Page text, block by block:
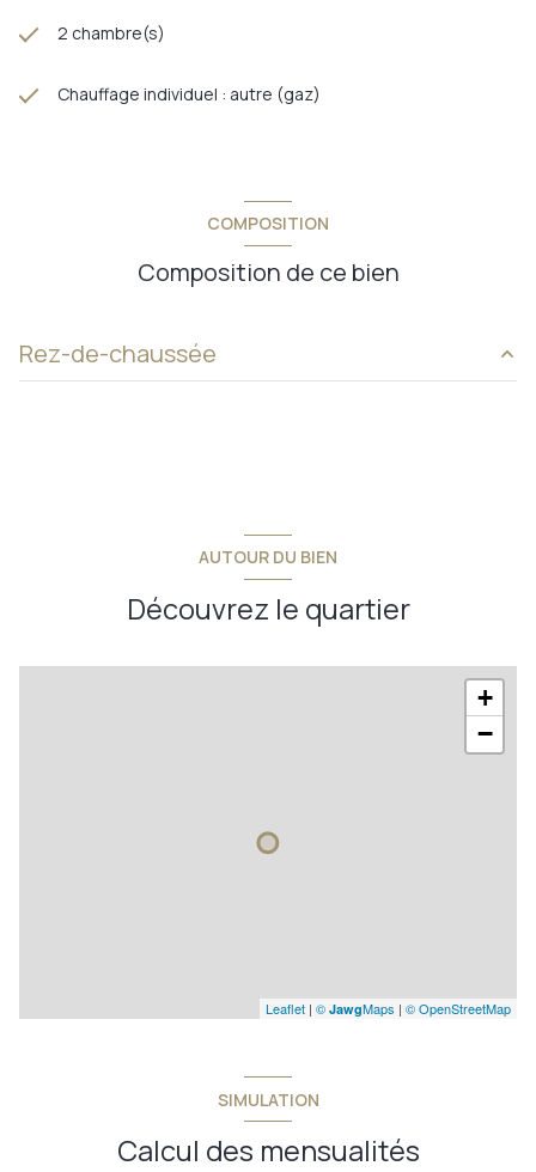
2 chambre(s)
Chauffage individuel : autre (gaz)
COMPOSITION
Composition de ce bien
Rez-de-chaussée
palier
2,39 m²
11,76 m²
11,51 m²
AUTOUR DU BIEN
Découvrez le quartier
+
−
Leaflet | © JawgMaps | © OpenStreetMap
SIMULATION
Calcul des mensualités